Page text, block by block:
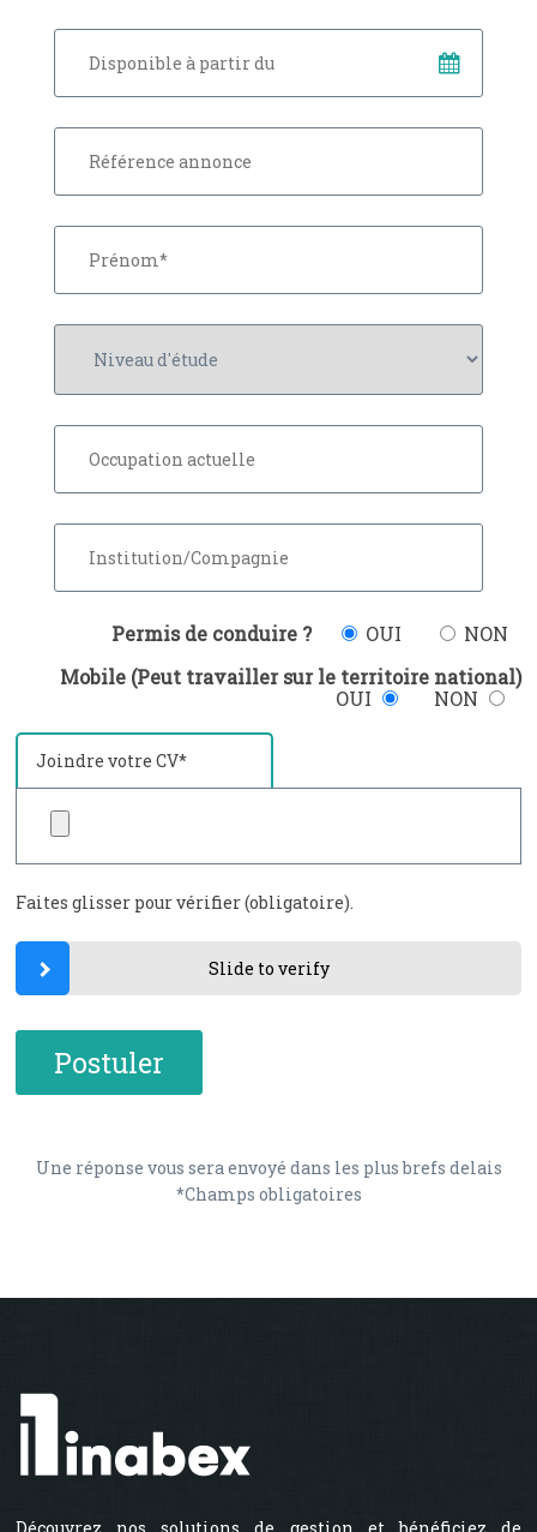
Veuillez laisser ce champ vide.
Permis de conduire ? OUI
NON
Mobile (Peut travailler sur le territoire national)
OUI
NON
Joindre votre CV*
Faites glisser pour vérifier (obligatoire).
Slide to verify
Une réponse vous sera envoyé dans les plus brefs delais
*Champs obligatoires